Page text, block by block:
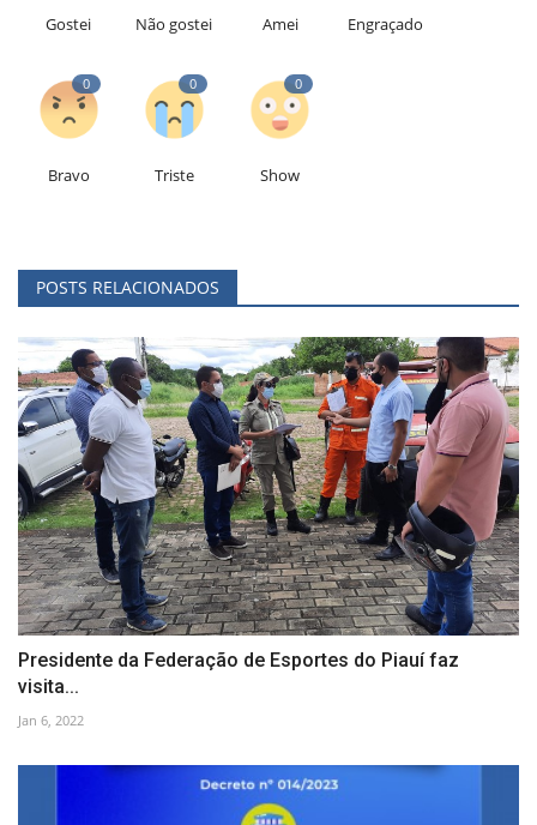
Gostei Não gostei Amei Engraçado
0
Bravo
0
Triste
0
Show
POSTS RELACIONADOS
Presidente da Federação de Esportes do Piauí faz
visita...
Jan 6, 2022